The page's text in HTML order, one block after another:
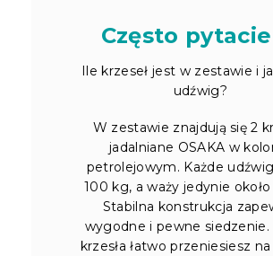
Często pytacie
Ile krzeseł jest w zestawie i
udźwig?
W zestawie znajdują się 2
jadalniane OSAKA w
petrolejowym. Każde
100 kg, a waży jedynie
Stabilna konstrukcja
wygodne i pewne siedzenie.
krzesła łatwo przeniesiesz